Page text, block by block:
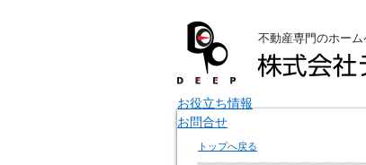
不動産専門のホー
お役立ち情報
お問合せ
トップへ戻る